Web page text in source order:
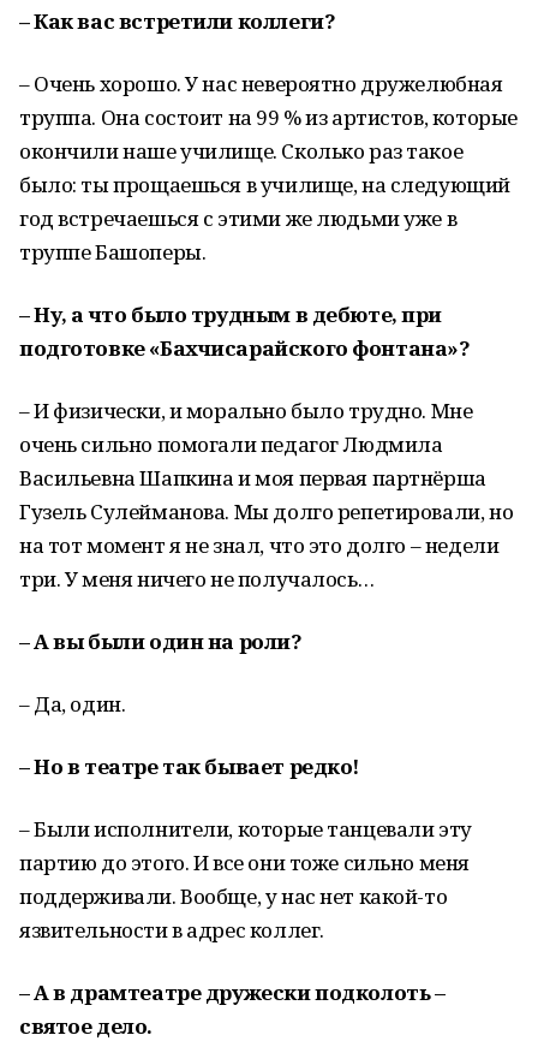
– Как вас встретили коллеги?
– Очень хорошо. У нас невероятно дружелюбная
труппа. Она состоит на 99 % из артистов, которые
окончили наше училище. Сколько раз такое
было: ты прощаешься в училище, на следующий
год встречаешься с этими же людьми уже в
труппе Башоперы.
– Ну, а что было трудным в дебюте, при
подготовке «Бахчисарайского фонтана»?
– И физически, и морально было трудно. Мне
очень сильно помогали педагог Людмила
Васильевна Шапкина и моя первая партнёрша
Гузель Сулейманова. Мы долго репетировали, но
на тот момент я не знал, что это долго – недели
три. У меня ничего не получалось…
– А вы были один на роли?
– Да, один.
– Но в театре так бывает редко!
– Были исполнители, которые танцевали эту
партию до этого. И все они тоже сильно меня
поддерживали. Вообще, у нас нет какой-то
язвительности в адрес коллег.
– А в драмтеатре дружески подколоть –
святое дело.